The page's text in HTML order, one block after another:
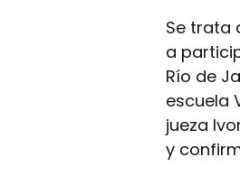
Se trata
a
Río de
escuela
jueza
y